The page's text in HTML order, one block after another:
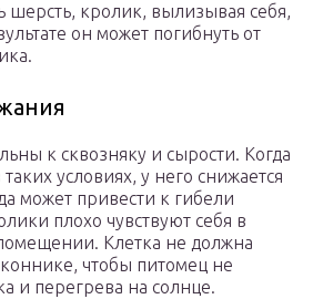
шерсть, кролик, вылизывая себя,
он может погибнуть от
к сквозняку и сырости. Когда
условиях, у него снижается
может привести к гибели
плохо чувствуют себя в
Клетка не должна
чтобы питомец не
и перегрева на солнце.